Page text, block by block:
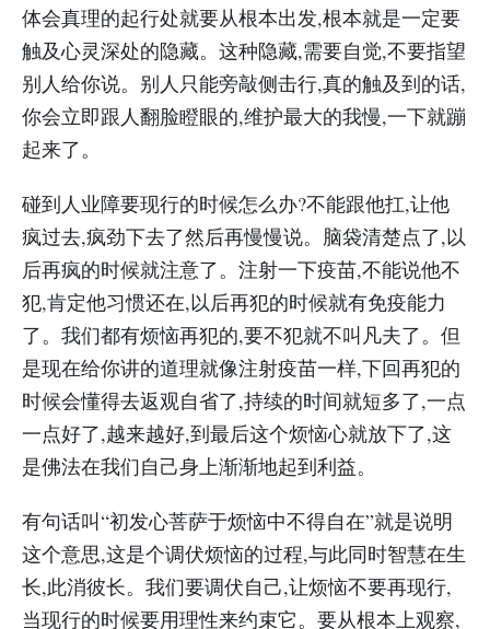
体会真理的起行处就要从根本出发,根本就是一定要
触及心灵深处的隐藏。这种隐藏,需要自觉,不要指望
别人给你说。别人只能旁敲侧击行,真的触及到的话,
你会立即跟人翻脸瞪眼的,维护最大的我慢,一下就蹦
起来了。
碰到人业障要现行的时候怎么办?不能跟他扛,让他
疯过去,疯劲下去了然后再慢慢说。脑袋清楚点了,以
后再疯的时候就注意了。注射一下疫苗,不能说他不
犯,肯定他习惯还在,以后再犯的时候就有免疫能力
了。我们都有烦恼再犯的,要不犯就不叫凡夫了。但
是现在给你讲的道理就像注射疫苗一样,下回再犯的
时候会懂得去返观自省了,持续的时间就短多了,一点
一点好了,越来越好,到最后这个烦恼心就放下了,这
是佛法在我们自己身上渐渐地起到利益。
有句话叫“初发心菩萨于烦恼中不得自在”就是说明
这个意思,这是个调伏烦恼的过程,与此同时智慧在生
长,此消彼长。我们要调伏自己,让烦恼不要再现行,
当现行的时候要用理性来约束它。要从根本上观察,